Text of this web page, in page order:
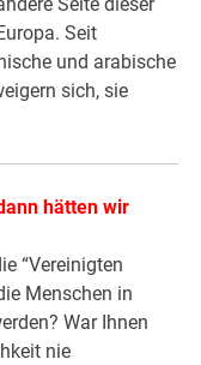
Seit
und arabische
sich, sie
hätten wir
“Vereinigten
Menschen in
War Ihnen
nie